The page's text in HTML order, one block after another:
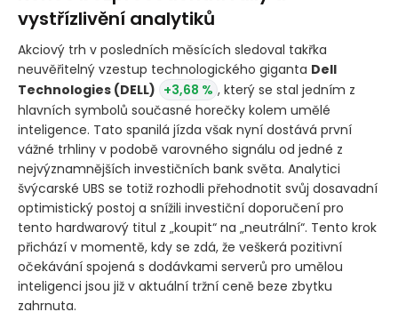
vystřízlivění analytiků
Akciový trh v posledních měsících sledoval takřka
neuvěřitelný vzestup technologického giganta Dell
Technologies (DELL) +3,68 % , který se stal jedním z
hlavních symbolů současné horečky kolem umělé
inteligence. Tato spanilá jízda však nyní dostává první
vážné trhliny v podobě varovného signálu od jedné z
nejvýznamnějších investičních bank světa. Analytici
švýcarské UBS se totiž rozhodli přehodnotit svůj dosavadní
optimistický postoj a snížili investiční doporučení pro
tento hardwarový titul z „koupit“ na „neutrální“. Tento krok
přichází v momentě, kdy se zdá, že veškerá pozitivní
očekávání spojená s dodávkami serverů pro umělou
inteligenci jsou již v aktuální tržní ceně beze zbytku
zahrnuta.